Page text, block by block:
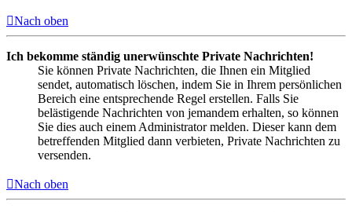
Nach oben
Ich bekomme ständig unerwünschte Private Nachrichten!
Sie können Private Nachrichten, die Ihnen ein Mitglied
sendet, automatisch löschen, indem Sie in Ihrem persönlichen
Bereich eine entsprechende Regel erstellen. Falls Sie
belästigende Nachrichten von jemandem erhalten, so können
Sie dies auch einem Administrator melden. Dieser kann dem
betreffenden Mitglied dann verbieten, Private Nachrichten zu
versenden.
Nach oben